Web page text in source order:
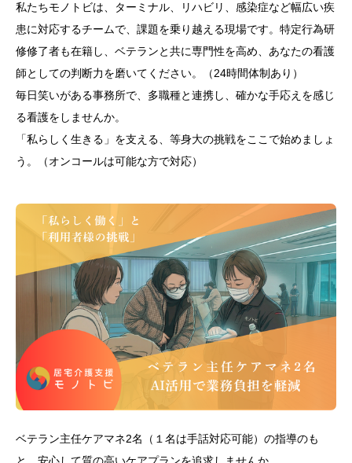
私たちモノトビは、ターミナル、リハビリ、感染症など幅広い疾
患に対応するチームで、課題を乗り越える現場です。特定行為研
修修了者も在籍し、ベテランと共に専門性を高め、あなたの看護
師としての判断力を磨いてください。（24時間体制あり）
毎日笑いがある事務所で、多職種と連携し、確かな手応えを感じ
る看護をしませんか。
「私らしく生きる」を支える、等身大の挑戦をここで始めましょ
う。（オンコールは可能な方で対応）
ベテラン主任ケアマネ2名（１名は手話対応可能）の指導のも